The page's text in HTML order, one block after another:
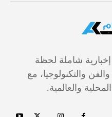
شاملة لحظة
والتكنولوجيا، مع
والعالمية.